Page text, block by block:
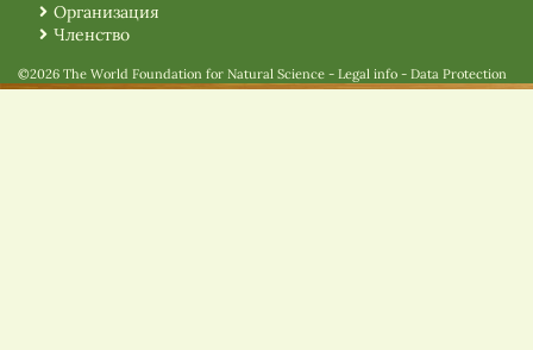
Организация
Членство
©2026 The World Foundation for Natural Science - Legal info - Data Protection